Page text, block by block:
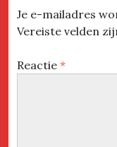
Je e-mailadres
Vereiste velden
Reactie *